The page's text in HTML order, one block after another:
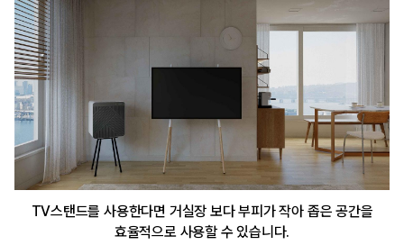
TV스탠드를 사용한다면 거실장 보다 부피가 작아 좁은 공간을
효율적으로 사용할 수 있습니다.